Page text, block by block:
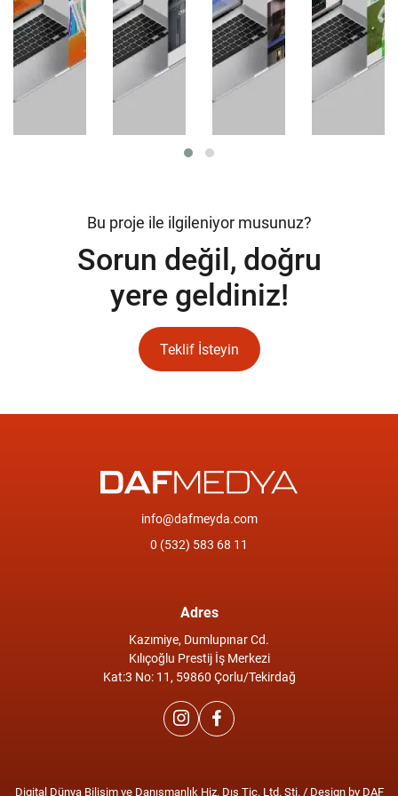
Bu proje ile ilgileniyor musunuz?
Sorun değil, doğru
yere geldiniz!
Teklif İsteyin
info@dafmeyda.com
0 (532) 583 68 11
Adres
Kazımiye, Dumlupınar Cd.
Kılıçoğlu Prestij İş Merkezi
Kat:3 No: 11, 59860 Çorlu/Tekirdağ
Digital Dünya Bilişim ve Danışmanlık Hiz. Dış Tic. Ltd. Şti. / Design by DAF